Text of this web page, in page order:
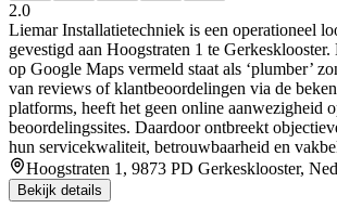
2.0
Liemar Installatietechniek is een operationeel
gevestigd aan Hoogstraten 1 te
op Google Maps vermeld staat als ‘plumber’
van reviews of klantbeoordelingen via de
platforms, heeft het geen online aanwezigheid
beoordelingssites. Daardoor ontbreekt
hun servicekwaliteit, betrouwbaarheid en
Hoogstraten 1, 9873 PD Gerkesklooster,
Bekijk details